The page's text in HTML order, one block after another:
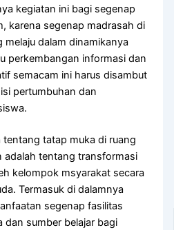
kegiatan ini bagi segenap
karena segenap madrasah di
dalam dinamikanya
perkembangan informasi dan
semacam ini harus disambut
pertumbuhan dan
tatap muka di ruang
adalah tentang transformasi
kelompok msyarakat secara
Termasuk di dalamnya
segenap fasilitas
dan sumber belajar bagi